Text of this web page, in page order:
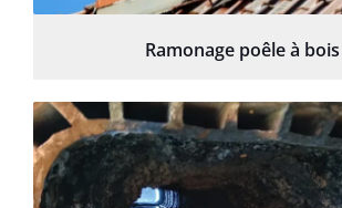
Ramonage poêle à bois